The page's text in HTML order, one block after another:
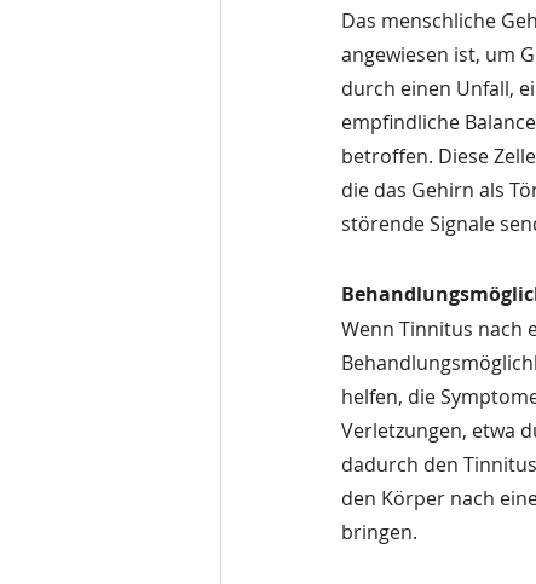
Das menschliche
angewiesen ist, um
durch einen Unfall,
empfindliche
betroffen. Diese
die das Gehirn als
störende Signale
Wenn Tinnitus nach
helfen, die
Verletzungen, etwa
dadurch den
den Körper nach
bringen.